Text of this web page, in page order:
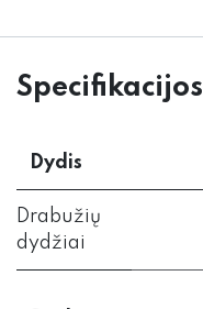
Specifikacijos
Dydis
Drabužių
dydžiai